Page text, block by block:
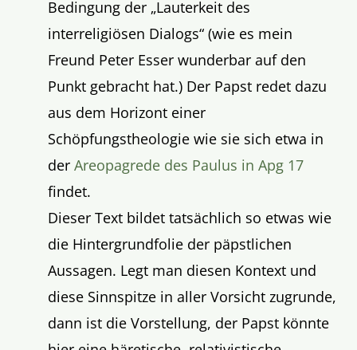
Bedingung der „Lauterkeit des
interreligiösen Dialogs“ (wie es mein
Freund Peter Esser wunderbar auf den
Punkt gebracht hat.) Der Papst redet dazu
aus dem Horizont einer
Schöpfungstheologie wie sie sich etwa in
der Areopagrede des Paulus in Apg 17
findet.
Dieser Text bildet tatsächlich so etwas wie
die Hintergrundfolie der päpstlichen
Aussagen. Legt man diesen Kontext und
diese Sinnspitze in aller Vorsicht zugrunde,
dann ist die Vorstellung, der Papst könnte